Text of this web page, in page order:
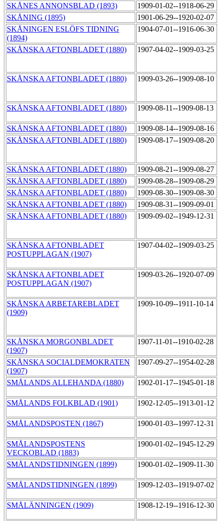
SKÅNES ANNONSBLAD (1893)
1909-01-02--1918-06-29
SKÅNING (1895)
1901-06-29--1920-02-07
SKÅNINGEN ESLÖFS TIDNING
(1894)
1904-07-01--1916-06-30
SKÅNSKA AFTONBLADET (1880) 1907-04-02--1909-03-25
SKÅNSKA AFTONBLADET (1880) 1909-03-26--1909-08-10
SKÅNSKA AFTONBLADET (1880) 1909-08-11--1909-08-13
SKÅNSKA AFTONBLADET (1880)
1909-08-14--1909-08-16
SKÅNSKA AFTONBLADET (1880)
1909-08-17--1909-08-20
SKÅNSKA AFTONBLADET (1880)
1909-08-21--1909-08-27
SKÅNSKA AFTONBLADET (1880)
1909-08-28--1909-08-29
SKÅNSKA AFTONBLADET (1880)
1909-08-30--1909-08-30
SKÅNSKA AFTONBLADET (1880)
1909-08-31--1909-09-01
SKÅNSKA AFTONBLADET (1880)
1909-09-02--1949-12-31
SKÅNSKA AFTONBLADET
POSTUPPLAGAN (1907)
1907-04-02--1909-03-25
SKÅNSKA AFTONBLADET
POSTUPPLAGAN (1907)
1909-03-26--1920-07-09
SKÅNSKA ARBETAREBLADET
(1909)
1909-10-09--1911-10-14
SKÅNSKA MORGONBLADET
(1907)
1907-11-01--1910-02-28
SKÅNSKA SOCIALDEMOKRATEN
(1907)
1907-09-27--1954-02-28
SMÅLANDS ALLEHANDA (1880) 1902-01-17--1945-01-18
SMÅLANDS FOLKBLAD (1901) 1902-12-05--1913-01-12
SMÅLANDSPOSTEN (1867) 1900-01-03--1997-12-31
SMÅLANDSPOSTENS
VECKOBLAD (1883)
1900-01-02--1945-12-29
SMÅLANDSTIDNINGEN (1899) 1900-01-02--1909-11-30
SMÅLANDSTIDNINGEN (1899) 1909-12-03--1919-07-02
SMÅLÄNNINGEN (1909) 1908-12-19--1916-12-30